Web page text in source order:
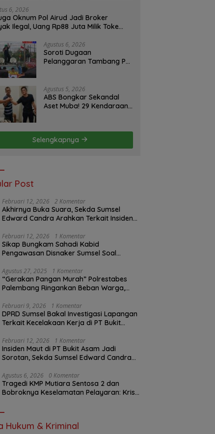
6, 2026
Oknum Pol Airud Jadi Broker
Ilegal, Uang Rp88 Juta Milik Toke
Agustus 6, 2026
Soroti Dugaan
Pelanggaran Tambang PT
Minggu ke Pemerintah
Agustus 5, 2026
ABS Bongkar Sekandal
Aset Muba! 29 Kendaraan
Selengkapnya
Post
Februari 12, 2026 2 Komentar
Akhirnya Buka Suara, Sekda Sumsel
Edward Candra Arahkan Terkait Insiden
Februari 12, 2026 1 Komentar
Sikap Bungkam Sahadi Kabid
Pengawasan Disnaker Sumsel Soal
Pengawasan K3?
Agustus 27, 2025 1 Komentar
“Gerakan Pangan Murah” Polrestabes
Palembang Ringankan Beban Warga,
Februari 9, 2026 1 Komentar
DPRD Sumsel Bakal Investigasi Lapangan
Terkait Kecelakaan Kerja di PT Bukit
Februari 12, 2026 1 Komentar
Insiden Maut di PT Bukit Asam Jadi
Sorotan, Sekda Sumsel Edward Candra
Agustus 6, 2026 0 Komentar
Tragedi KMP Mutiara Sentosa 2 dan
Bobroknya Keselamatan Pelayaran: Krisis
Hazard
Hukum & Kriminal